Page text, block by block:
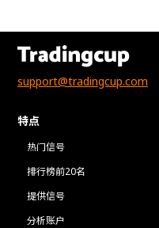
support@tradingcup.com
特点
热门信号
排行榜前20名
提供信号
分析账户